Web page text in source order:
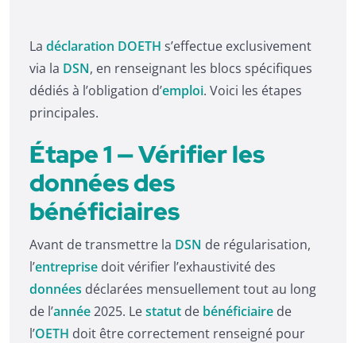
La déclaration DOETH s’effectue exclusivement
via la DSN, en renseignant les blocs spécifiques
dédiés à l’obligation d’emploi. Voici les étapes
principales.
Étape 1 — Vérifier les
données des
bénéficiaires
Avant de transmettre la DSN de régularisation,
l’entreprise doit vérifier l’exhaustivité des
données déclarées mensuellement tout au long
de l’année2025. Lestatut de bénéficiaire de
l’OETH doit être correctement renseigné pour